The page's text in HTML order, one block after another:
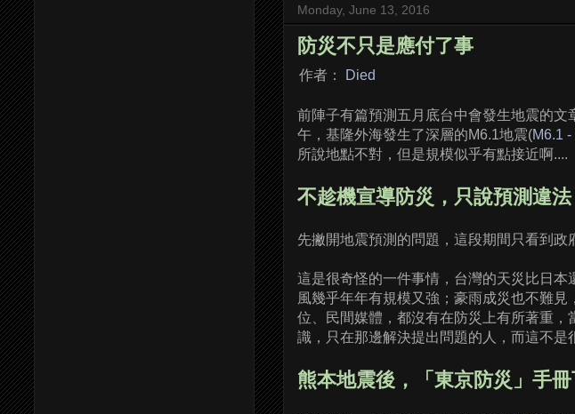
Monday, June 13, 2016
防災不只是應付了事
作者： Died
前陣子有篇預測五月底台中會發生地震的
午，基隆外海發生了深層的M6.1地震(M6.1
所說地點不對，但是規模似乎有點接近啊....
不趁機宣導防災，只說預測違
先撇開地震預測的問題，這段期間只看到政
這是很奇怪的一件事情，台灣的天災比日
風幾乎年年有規模又強；豪雨成災也不難
位、民間媒體，都沒有在防災上有所著重
識，只在那邊解決提出問題的人，而這不是
熊本地震後，「東京防災」手